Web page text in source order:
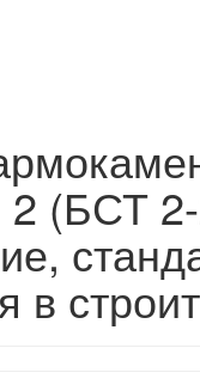
2 (БСТ
в